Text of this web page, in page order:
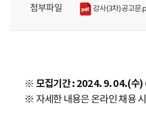
첨부파일 강사(3차) 공고문
※ 모집기간 : 2024. 9. 04.(수
※ 자세한 내용은 온라인 채용